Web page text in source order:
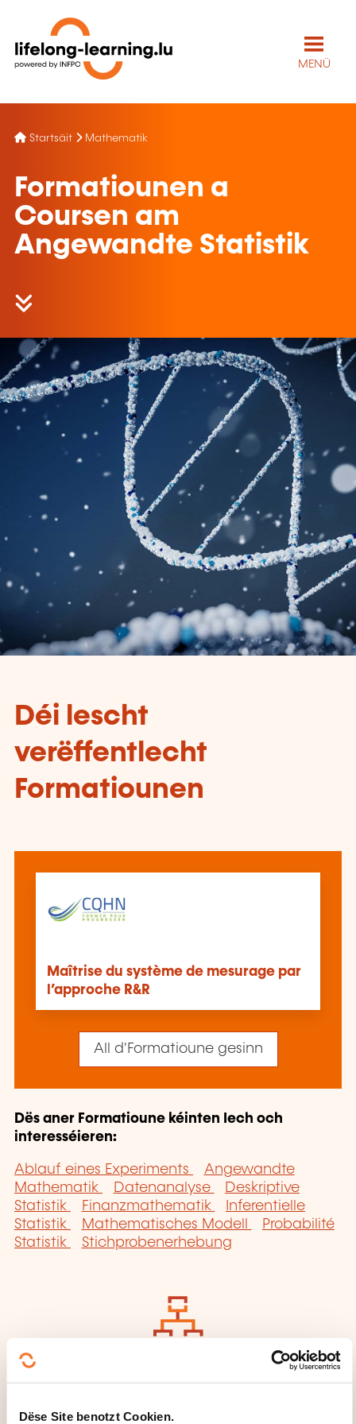
Dëse Site benotzt Cookien.
MENÜ
Startsäit Mathematik
Formatiounen a
Coursen am
Angewandte Statistik
Déi lescht
verëffentlecht
Formatiounen
Maîtrise du système de mesurage par
l’approche R&R
All d'Formatioune gesinn
Dës aner Formatioune kéinten Iech och
interesséieren:
Ablauf eines Experiments
Angewandte
Mathematik
Datenanalyse
Deskriptive
Statistik
Finanzmathematik
Inferentielle
Statistik
Mathematisches Modell
Probabilité
Statistik
Stichprobenerhebung
d'Säit vun de
Famille vu